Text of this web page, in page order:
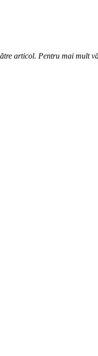
articol. Pentru mai mult